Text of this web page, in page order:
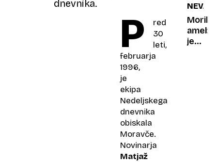
dnevnika.
P
red
30
leti,
februarja
1996,
je
ekipa
Nedeljskega
dnevnika
obiskala
Moravče.
Novinarja
Matjaž
otroku
z
osmo
ameba
je